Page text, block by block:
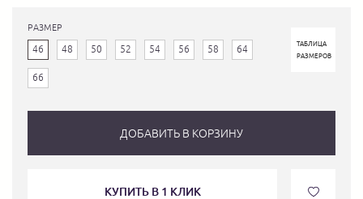
РАЗМЕР
46 48 50 52 54 56 58 64
66
ТАБЛИЦА
РАЗМЕРОВ
ДОБАВИТЬ В КОРЗИНУ
КУПИТЬ В 1 КЛИК